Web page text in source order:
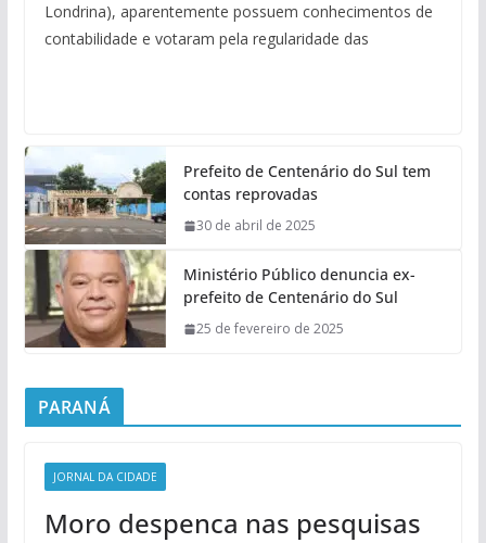
Londrina), aparentemente possuem conhecimentos de
contabilidade e votaram pela regularidade das
Prefeito de Centenário do Sul tem
contas reprovadas
30 de abril de 2025
Ministério Público denuncia ex-
prefeito de Centenário do Sul
25 de fevereiro de 2025
PARANÁ
JORNAL DA CIDADE
Moro despenca nas pesquisas